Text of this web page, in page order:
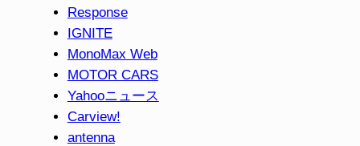
Response
IGNITE
MonoMax Web
MOTOR CARS
Yahooニュース
Carview!
antenna